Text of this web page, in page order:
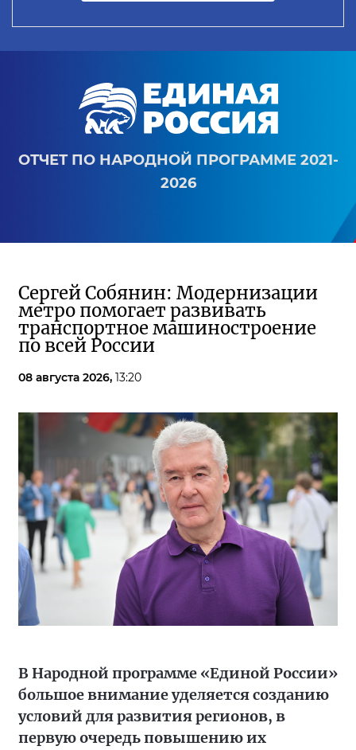
ОТЧЕТ ПО НАРОДНОЙ ПРОГРАММЕ 2021-
2026
Сергей Собянин: Модернизации
метро помогает развивать
транспортное машиностроение
по всей России
08 августа 2026, 13:20
В Народной программе «Единой России»
большое внимание уделяется созданию
условий для развития регионов, в
первую очередь повышению их